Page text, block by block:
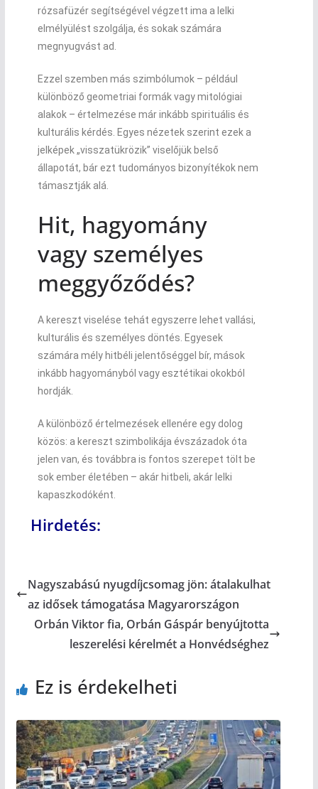
rózsafüzér segítségével végzett ima a lelki
elmélyülést szolgálja, és sokak számára
megnyugvást ad.
Ezzel szemben más szimbólumok – például
különböző geometriai formák vagy mitológiai
alakok – értelmezése már inkább spirituális és
kulturális kérdés. Egyes nézetek szerint ezek a
jelképek „visszatükrözik” viselőjük belső
állapotát, bár ezt tudományos bizonyítékok nem
támasztják alá.
Hit, hagyomány
vagy személyes
meggyőződés?
A kereszt viselése tehát egyszerre lehet vallási,
kulturális és személyes döntés. Egyesek
számára mély hitbéli jelentőséggel bír, mások
inkább hagyományból vagy esztétikai okokból
hordják.
A különböző értelmezések ellenére egy dolog
közös: a kereszt szimbolikája évszázadok óta
jelen van, és továbbra is fontos szerepet tölt be
sok ember életében – akár hitbeli, akár lelki
kapaszkodóként.
Hirdetés:
Nagyszabású nyugdíjcsomag jön: átalakulhat
az idősek támogatása Magyarországon
Orbán Viktor fia, Orbán Gáspár benyújtotta
leszerelési kérelmét a Honvédséghez
Ez is érdekelheti